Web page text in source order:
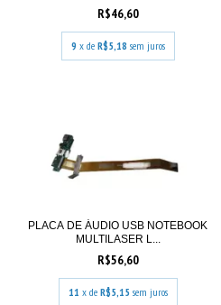
R$46,60
9 x de R$5,18 sem juros
PLACA DE ÁUDIO USB NOTEBOOK
MULTILASER L...
R$56,60
11 x de R$5,15 sem juros